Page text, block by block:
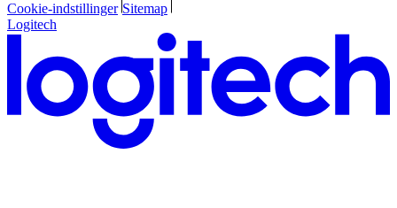
Cookie-indstillinger Sitemap
Logitech